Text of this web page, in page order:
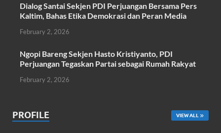
Dialog Santai Sekjen PDI Perjuangan Bersama Pers
Kaltim, Bahas Etika Demokrasi dan Peran Media
February 2, 2026
Ngopi Bareng Sekjen Hasto Kristiyanto, PDI
Perjuangan Tegaskan Partai sebagai Rumah Rakyat
February 2, 2026
PROFILE VIEW ALL